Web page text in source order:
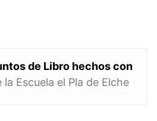
de Libro hechos con
la Escuela el Pla de Elche